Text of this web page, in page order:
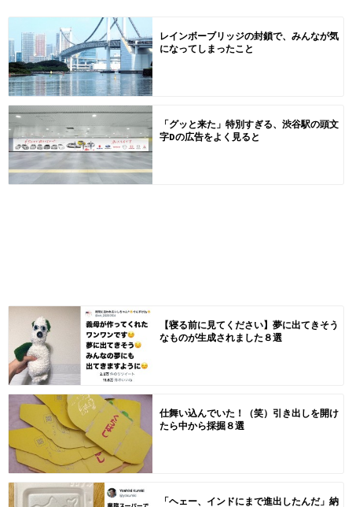
レインボーブリッジの封鎖で、みんなが気
になってしまったこと
「グッと来た」特別すぎる、渋谷駅の頭文
字Dの広告をよく見ると
【寝る前に見てください】夢に出てきそう
なものが生成されました８選
仕舞い込んでいた！（笑）引き出しを開け
たら中から採掘８選
「ヘェー、インドにまで進出したんだ」納